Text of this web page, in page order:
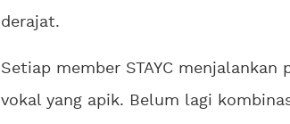
derajat.
Setiap member STAYC
vokal yang apik. Belum lagi